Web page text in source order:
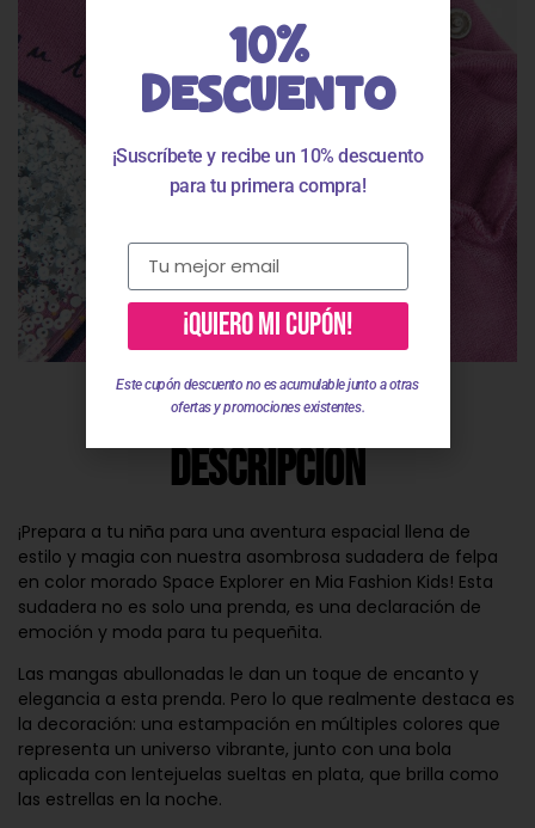
Descripción
¡Prepara a tu niña para una aventura espacial llena de
estilo y magia con nuestra asombrosa sudadera de felpa
en color morado Space Explorer en Mia Fashion Kids! Esta
sudadera no es solo una prenda, es una declaración de
emoción y moda para tu pequeñita.
Las mangas abullonadas le dan un toque de encanto y
elegancia a esta prenda. Pero lo que realmente destaca es
la decoración: una estampación en múltiples colores que
representa un universo vibrante, junto con una bola
aplicada con lentejuelas sueltas en plata, que brilla como
las estrellas en la noche.
10%
DESCUENTO
¡Suscríbete y recibe un 10% descuento
para tu primera compra!
¡QUIERO MI CUPÓN!
Este cupón descuento no es acumulable junto a otras
ofertas y promociones existentes.